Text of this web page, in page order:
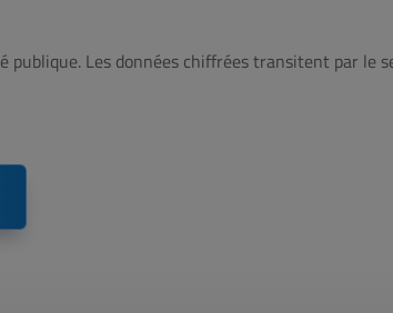
Les données chiffrées transitent par le